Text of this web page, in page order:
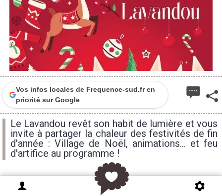
Vos infos locales de Frequence-sud.fr en
priorité sur Google
Le Lavandou revêt son habit de lumière et vous
invite à partager la chaleur des festivités de fin
d'année : Village de Noël, animations... et feu
d'artifice au programme !
Chaque année Le Lavandou se pare de lumière et